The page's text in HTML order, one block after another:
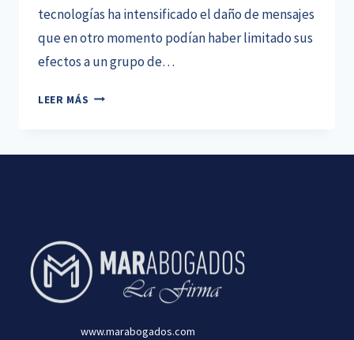
tecnologías ha intensificado el daño de mensajes
que en otro momento podían haber limitado sus
efectos a un grupo de…
LEER MÁS LA
DE
www.marabogados.com